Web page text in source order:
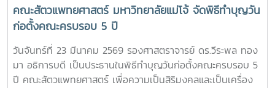
คณะสัตวแพทยศาสตร์ มหาวิทยาลัยแม่โจ้ จัดพิธีทำบุญวัน
ก่อตั้งคณะครบรอบ 5 ปี
วันจันทร์ที่ 23 มีนาคม 2569 รองศาสตราจารย์ ดร.วีระพล ทอง
มา อธิการบดี เป็นประธานในพิธีทำบุญวันก่อตั้งคณะครบรอบ 5
ปี คณะสัตวแพทยศาสตร์ เพื่อความเป็นสิริมงคลและเป็นเครื่อง